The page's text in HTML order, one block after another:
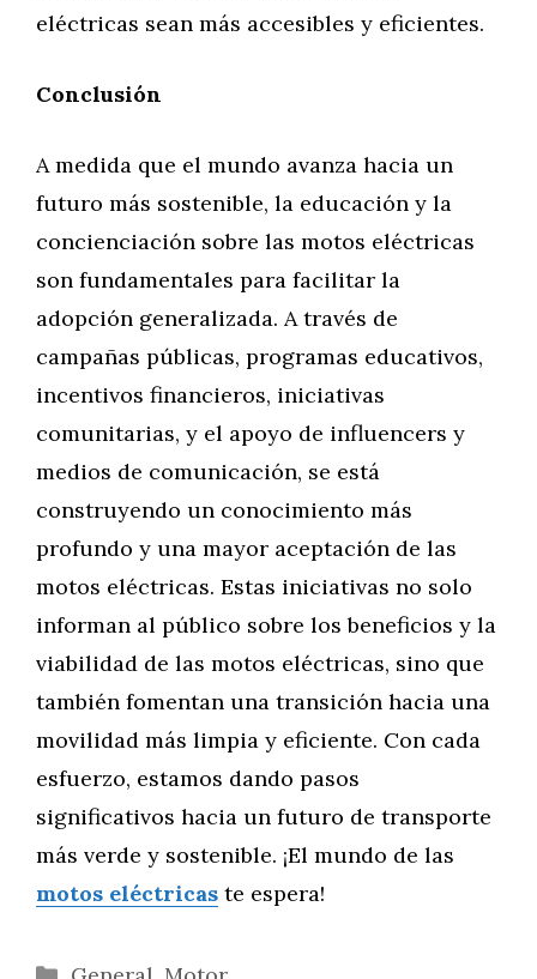
eléctricas sean más accesibles y eficientes.
Conclusión
A medida que el mundo avanza hacia un
futuro más sostenible, la educación y la
concienciación sobre las motos eléctricas
son fundamentales para facilitar la
adopción generalizada. A través de
campañas públicas, programas educativos,
incentivos financieros, iniciativas
comunitarias, y el apoyo de influencers y
medios de comunicación, se está
construyendo un conocimiento más
profundo y una mayor aceptación de las
motos eléctricas. Estas iniciativas no solo
informan al público sobre los beneficios y la
viabilidad de las motos eléctricas, sino que
también fomentan una transición hacia una
movilidad más limpia y eficiente. Con cada
esfuerzo, estamos dando pasos
significativos hacia un futuro de transporte
más verde y sostenible. ¡El mundo de las
motos eléctricas te espera!
Categorías